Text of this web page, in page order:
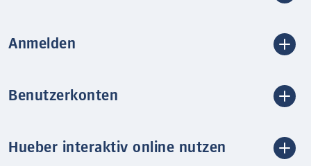
Anmelden
Benutzerkonten
Hueber interaktiv online nutzen